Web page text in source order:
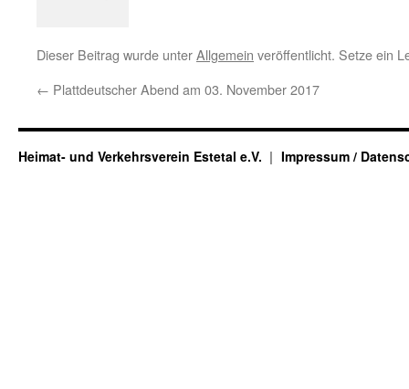
Dieser Beitrag wurde unterAllgemein veröffentlicht. Setze ein
← Plattdeutscher Abend am 03. November 2017
Heimat- und Verkehrsverein Estetal e.V. Impressum /